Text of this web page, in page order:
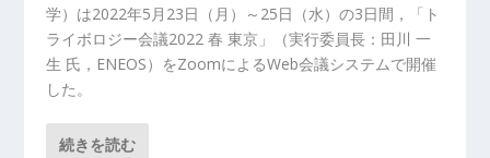
学）は2022年5月23日（月）～25日（水）の3日間，「ト
ライボロジー会議2022 春 東京」（実行委員長：田川 一
生 氏，ENEOS）をZoomによるWeb会議システムで開催
した。
続きを読む